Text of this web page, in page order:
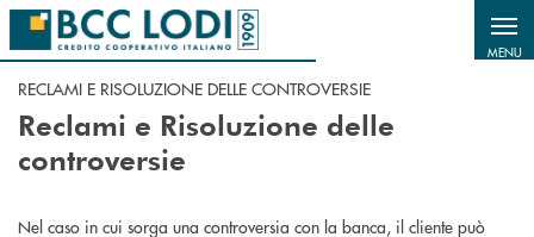
Salta al contenuto principale
MENU
RECLAMI E RISOLUZIONE DELLE CONTROVERSIE
Reclami e Risoluzione delle
controversie
Nel caso in cui sorga una controversia con la banca, il cliente può